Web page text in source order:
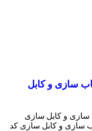
سازی و کابل
و کابل سازی